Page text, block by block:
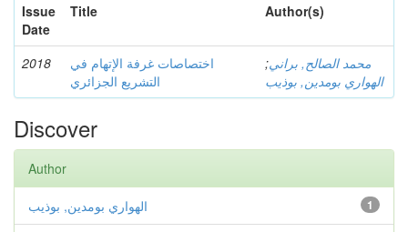
Issue
Date
Title Author(s)
2018
اختصاصات غرفة الإتهام في
التشريع الجزائري
محمد الصالح, براني;
الهواري بومدين, بوذيب
Discover
Author
1 الهواري بومدين, بوذيب